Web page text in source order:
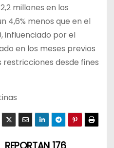
millones en los
4,6% menos que en el
influenciado por el
en los meses previos
desde fines